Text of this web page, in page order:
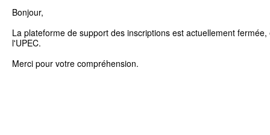
Bonjour,
La plateforme de support des inscriptions est actuellement
l'UPEC.
Merci pour votre compréhension.